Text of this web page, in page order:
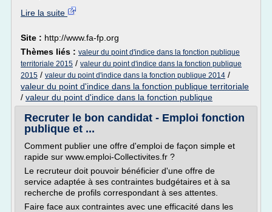
Lire la suite
Site : http://www.fa-fp.org
Thèmes liés : valeur du point d'indice dans la fonction publique
territoriale 2015 / valeur du point d'indice dans la fonction publique
2015 / valeur du point d'indice dans la fonction publique 2014 /
valeur du point d'indice dans la fonction publique territoriale
/ valeur du point d'indice dans la fonction publique
Recruter le bon candidat - Emploi fonction
publique et ...
Comment publier une offre d'emploi de façon simple et
rapide sur www.emploi-Collectivites.fr ?
Le recruteur doit pouvoir bénéficier d'une offre de
service adaptée à ses contraintes budgétaires et à sa
recherche de profils correspondant à ses attentes.
Faire face aux contraintes avec une efficacité dans les